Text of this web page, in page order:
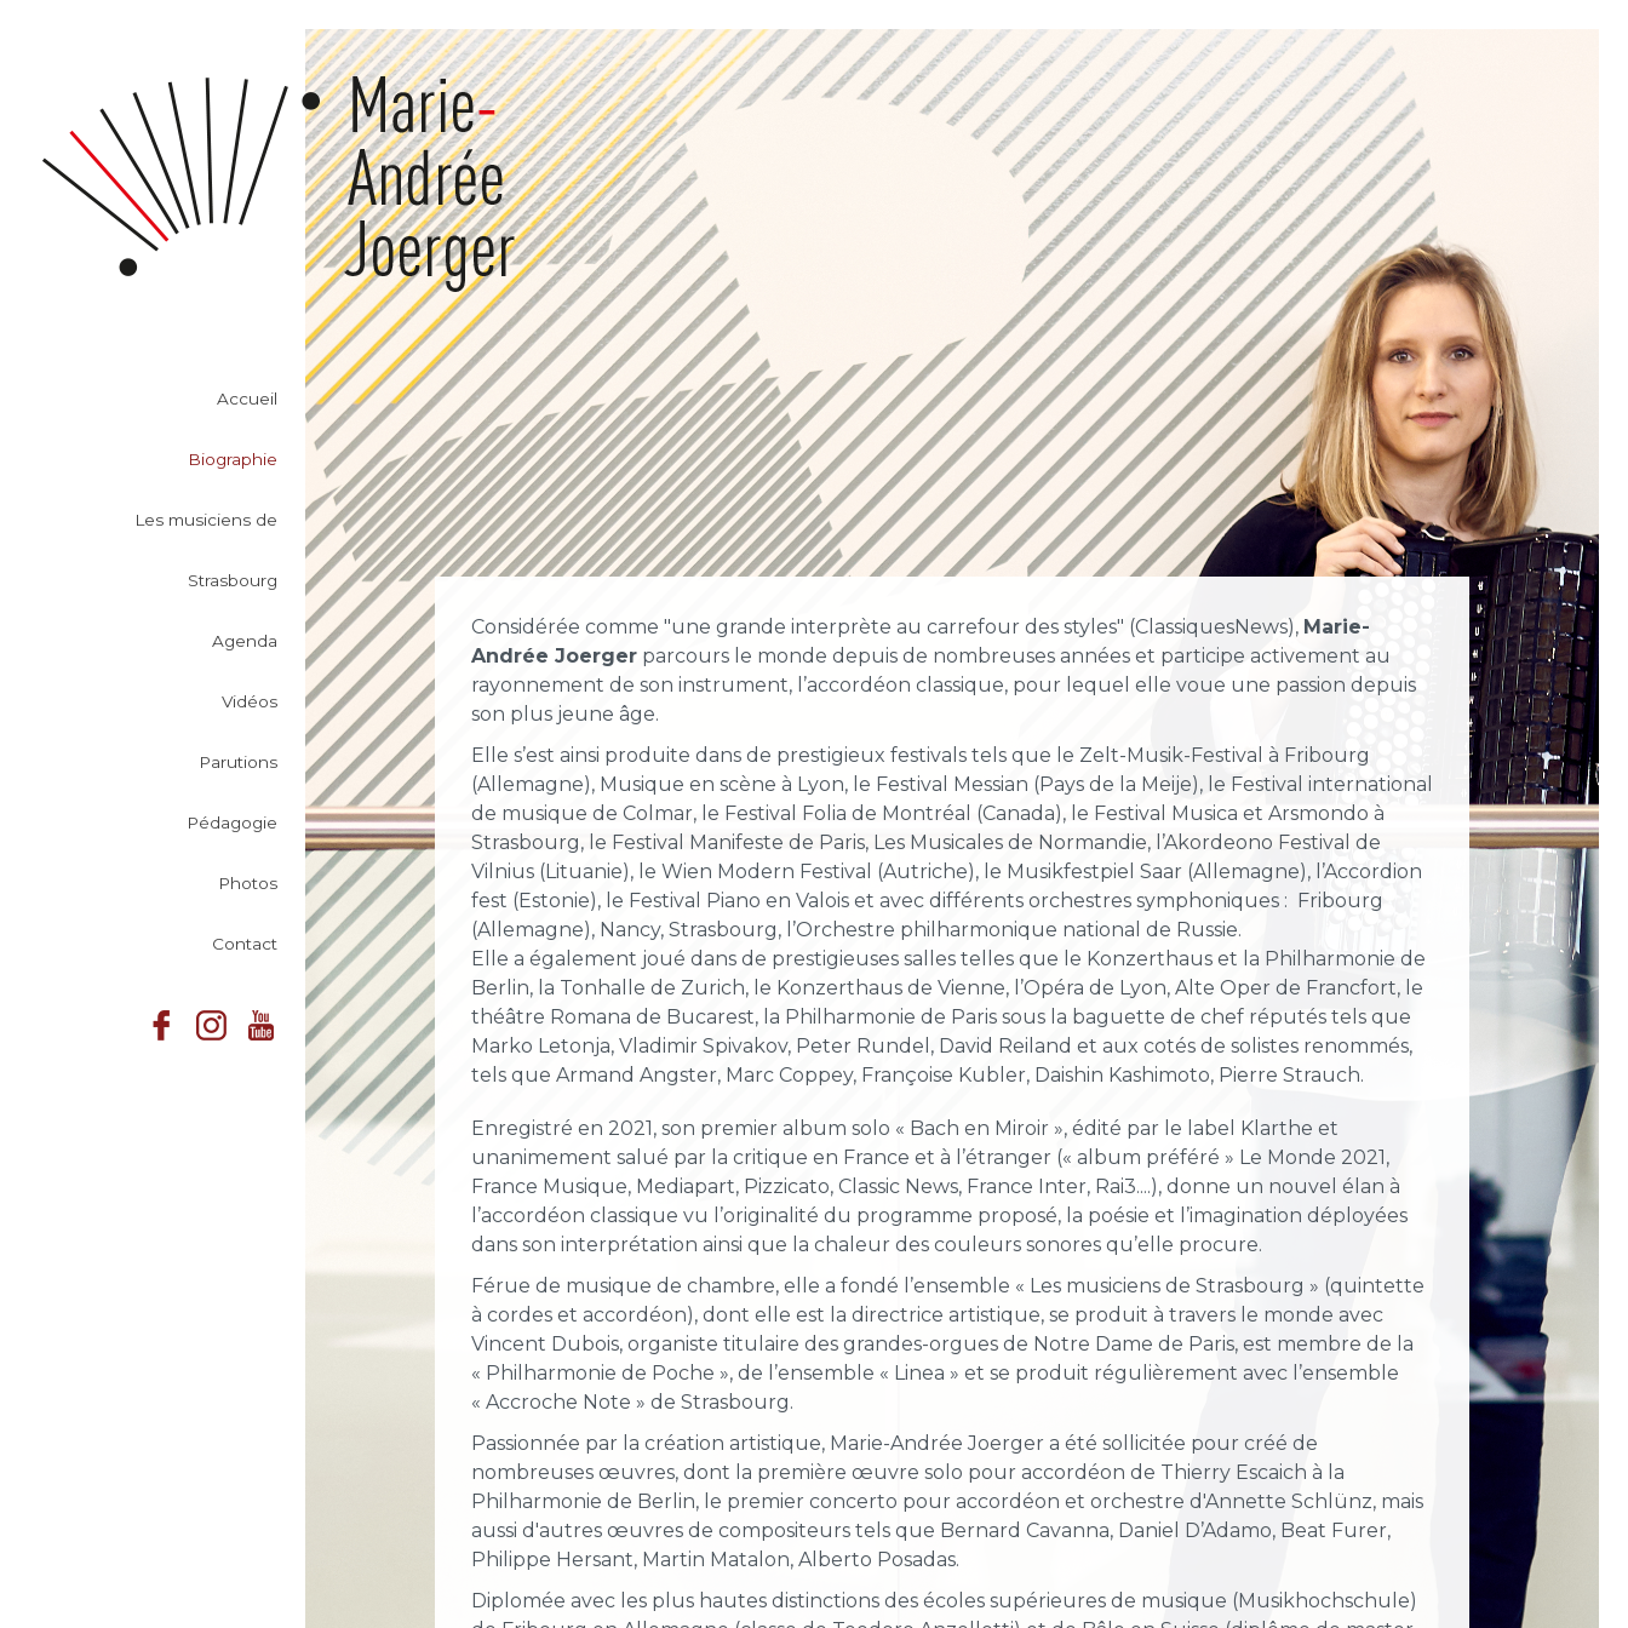
Accueil
Biographie
Les musiciens de
Strasbourg
Agenda
Vidéos
Parutions
Pédagogie
Photos
Contact
Considérée comme "une grande interprète au carrefour des styles" (ClassiquesNews), Marie-
Andrée Joerger parcours le monde depuis de nombreuses années et participe activement au
rayonnement de son instrument, l’accordéon classique, pour lequel elle voue une passion depuis
son plus jeune âge.
Elle s’est ainsi produite dans de prestigieux festivals tels que le Zelt-Musik-Festival à Fribourg
(Allemagne), Musique en scène à Lyon, le Festival Messian (Pays de la Meije), le Festival international
de musique de Colmar, le Festival Folia de Montréal (Canada), le Festival Musica et Arsmondo à
Strasbourg, le Festival Manifeste de Paris, Les Musicales de Normandie, l’Akordeono Festival de
Vilnius (Lituanie), le Wien Modern Festival (Autriche), le Musikfestpiel Saar (Allemagne), l’Accordion
fest (Estonie), le Festival Piano en Valois et avec différents orchestres symphoniques : Fribourg
(Allemagne), Nancy, Strasbourg, l’Orchestre philharmonique national de Russie.
Elle a également joué dans de prestigieuses salles telles que le Konzerthaus et la Philharmonie de
Berlin, la Tonhalle de Zurich, le Konzerthaus de Vienne, l’Opéra de Lyon, Alte Oper de Francfort, le
théâtre Romana de Bucarest, la Philharmonie de Paris sous la baguette de chef réputés tels que
Marko Letonja, Vladimir Spivakov, Peter Rundel, David Reiland et aux cotés de solistes renommés,
tels que Armand Angster, Marc Coppey, Françoise Kubler, Daishin Kashimoto, Pierre Strauch.
Enregistré en 2021, son premier album solo « Bach en Miroir », édité par le label Klarthe et
unanimement salué par la critique en France et à l’étranger (« album préféré » Le Monde 2021,
France Musique, Mediapart, Pizzicato, Classic News, France Inter, Rai3....), donne un nouvel élan à
l’accordéon classique vu l’originalité du programme proposé, la poésie et l’imagination déployées
dans son interprétation ainsi que la chaleur des couleurs sonores qu’elle procure.
Férue de musique de chambre, elle a fondé l’ensemble « Les musiciens de Strasbourg » (quintette
à cordes et accordéon), dont elle est la directrice artistique, se produit à travers le monde avec
Vincent Dubois, organiste titulaire des grandes-orgues de Notre Dame de Paris, est membre de la
« Philharmonie de Poche », de l’ensemble « Linea » et se produit régulièrement avec l’ensemble
« Accroche Note » de Strasbourg.
Passionnée par la création artistique, Marie-Andrée Joerger a été sollicitée pour créé de
nombreuses œuvres, dont la première œuvre solo pour accordéon de Thierry Escaich à la
Philharmonie de Berlin, le premier concerto pour accordéon et orchestre d'Annette Schlünz, mais
aussi d'autres œuvres de compositeurs tels que Bernard Cavanna, Daniel D’Adamo, Beat Furer,
Philippe Hersant, Martin Matalon, Alberto Posadas.
Diplomée avec les plus hautes distinctions des écoles supérieures de musique (Musikhochschule)